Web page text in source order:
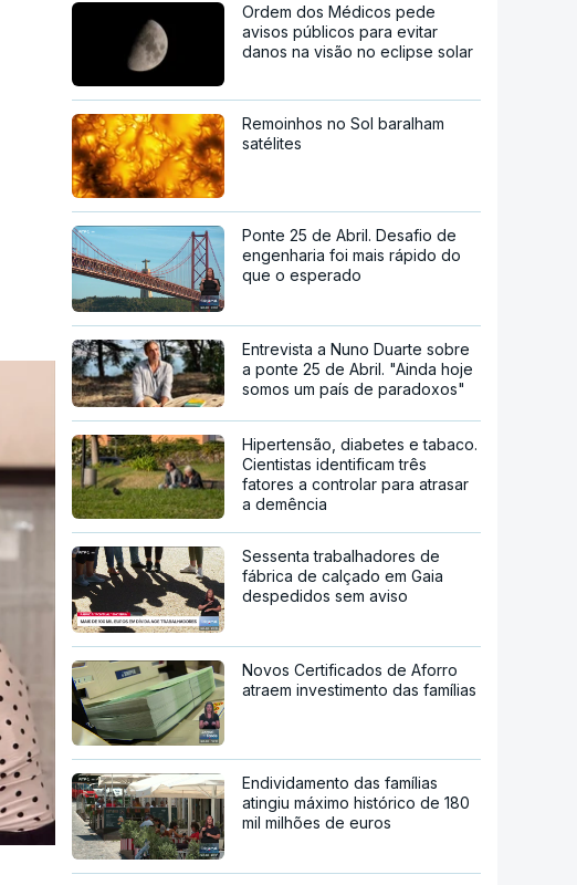
Ordem dos Médicos pede
avisos públicos para evitar
danos na visão no eclipse solar
Remoinhos no Sol baralham
satélites
Ponte 25 de Abril. Desafio de
engenharia foi mais rápido do
que o esperado
Entrevista a Nuno Duarte sobre
a ponte 25 de Abril. "Ainda hoje
somos um país de paradoxos"
Hipertensão, diabetes e tabaco.
Cientistas identificam três
fatores a controlar para atrasar
a demência
Sessenta trabalhadores de
fábrica de calçado em Gaia
despedidos sem aviso
Novos Certificados de Aforro
atraem investimento das famílias
Endividamento das famílias
atingiu máximo histórico de 180
mil milhões de euros